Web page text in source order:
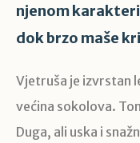
njenom
dok brzo maše
Vjetruša je izvrstan
većina sokolova.
Duga, ali uska i